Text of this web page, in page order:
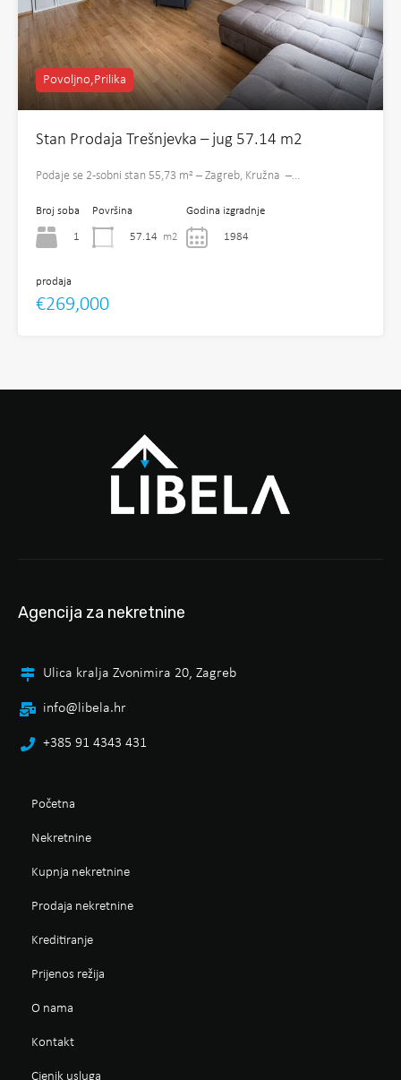
Povoljno,Prilika
Stan Prodaja Trešnjevka – jug 57.14 m2
Podaje se 2-sobni stan 55,73 m² – Zagreb, Kružna –…
Broj soba
1
Površina
57.14 m2
Godina izgradnje
1984
prodaja
€269,000
Agencija za nekretnine
Ulica kralja Zvonimira 20, Zagreb
info@libela.hr
+385 91 4343 431
Početna
Nekretnine
Kupnja nekretnine
Prodaja nekretnine
Kreditiranje
Prijenos režija
O nama
Kontakt
Cjenik usluga